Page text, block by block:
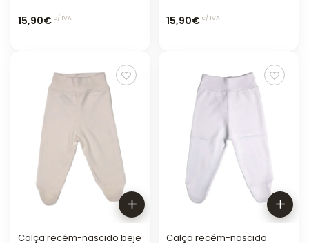
15,90€ c/ IVA 15,90€ c/ IVA
Calça recém-nascido beje Calça recém-nascido